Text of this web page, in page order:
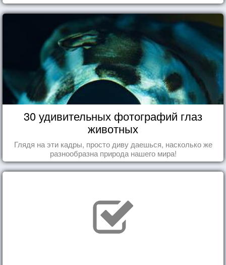
30 удивительных фотографий глаз
животных
Глядя на эти кадры, просто диву даешься, насколько же
разнообразна природа нашего мира!